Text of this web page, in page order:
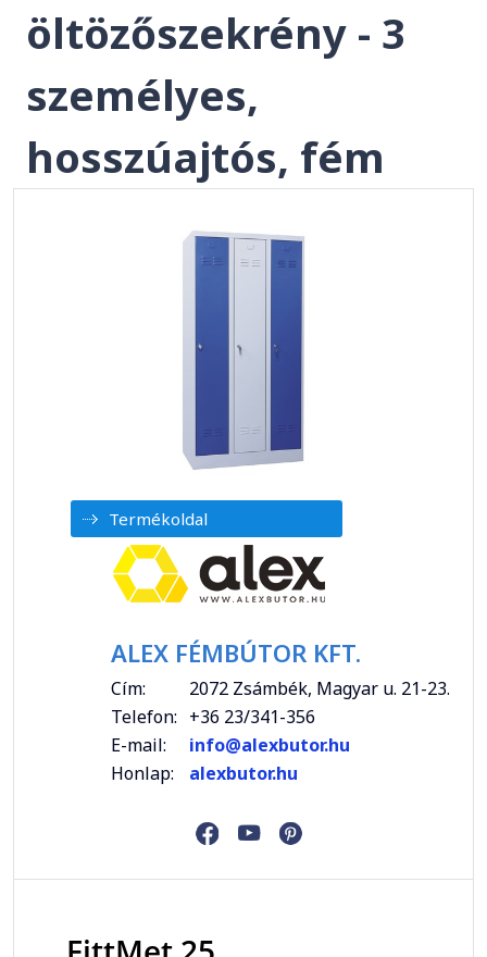
öltözőszekrény - 3
személyes,
hosszúajtós, fém
Termékoldal
ALEX FÉMBÚTOR KFT.
Cím:
2072 Zsámbék, Magyar u. 21-23.
Telefon: +36 23/341-356
E-mail:
info@alexbutor.hu
Honlap:
alexbutor.hu